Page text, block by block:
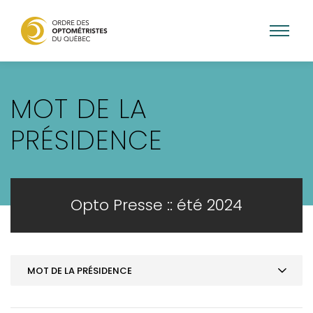
contenu
principal
MOT DE LA
PRÉSIDENCE
Opto Presse :: été 2024
MOT DE LA PRÉSIDENCE